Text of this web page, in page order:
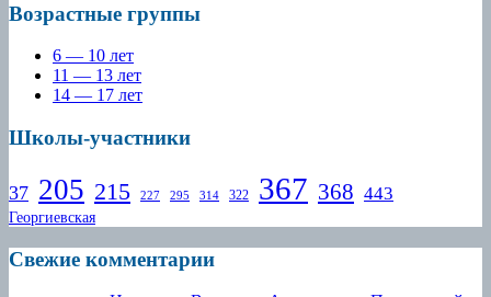
Возрастные группы
6 — 10 лет
11 — 13 лет
14 — 17 лет
Школы-участники
37 205 215 227 295 314 322 367 368 443
Георгиевская
Свежие комментарии